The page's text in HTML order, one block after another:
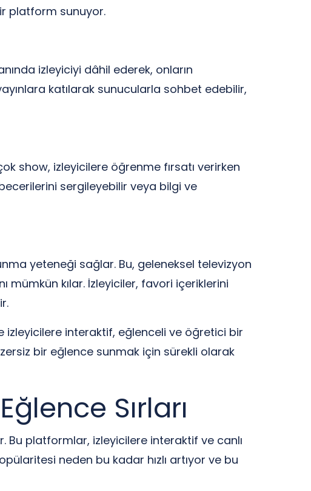
platform sunuyor.
izleyiciyi dâhil ederek, onların
katılarak sunucularla sohbet edebilir,
show, izleyicilere öğrenme fırsatı verirken
sergileyebilir veya bilgi ve
yeteneği sağlar. Bu, geleneksel televizyon
mümkün kılar. İzleyiciler, favori içeriklerini
interaktif, eğlenceli ve öğretici bir
bir eğlence sunmak için sürekli olarak
Sırları
Bu platformlar, izleyicilere interaktif ve canlı
neden bu kadar hızlı artıyor ve bu